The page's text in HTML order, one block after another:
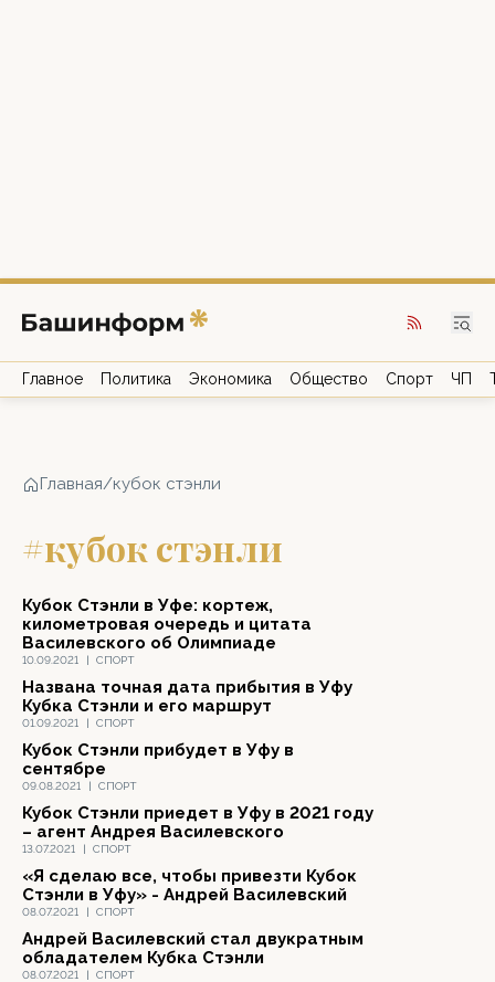
Главное Политика Экономика Общество Спорт ЧП
Главная/кубок стэнли
#кубок стэнли
10.09.2021 | СПОРТ
Кубок Стэнли в Уфе: кортеж,
километровая очередь и цитата
Василевского об Олимпиаде
01.09.2021 | СПОРТ
Названа точная дата прибытия в Уфу
Кубка Стэнли и его маршрут
09.08.2021 | СПОРТ
Кубок Стэнли прибудет в Уфу в
сентябре
13.07.2021 | СПОРТ
Кубок Стэнли приедет в Уфу в 2021 году
– агент Андрея Василевского
08.07.2021 | СПОРТ
«Я сделаю все, чтобы привезти Кубок
Стэнли в Уфу» - Андрей Василевский
08.07.2021 | СПОРТ
Андрей Василевский стал двукратным
обладателем Кубка Стэнли